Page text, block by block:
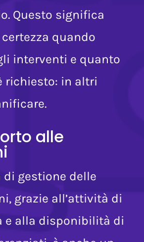
in cui l’intervento
Questo significa
quando
interventi e quanto
richiesto: in altri
alle
di gestione delle
grazie all’attività di